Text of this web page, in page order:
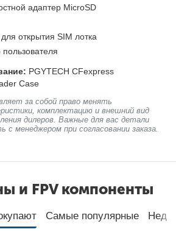
адаптер MicroSD
открытия SIM лотка
пользователя
PGYTECH CFexpress
Case
за собой право менять
комплектацию и внешний вид
дилеров. Важные для вас детали
с менеджером при согласовании заказа.
и FPV компоненты
Самые популярные